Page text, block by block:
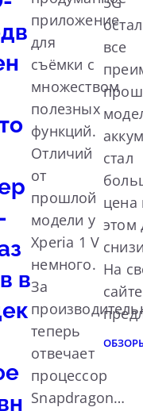
в
приложение
для
съёмки с
множеством
полезных
функций.
Отличий
от
прошлой
модели у
Xperia 1 V
немного.
За
теперь
отвечает
процессор
Snapdragon…
все
стал
цена
этом
На